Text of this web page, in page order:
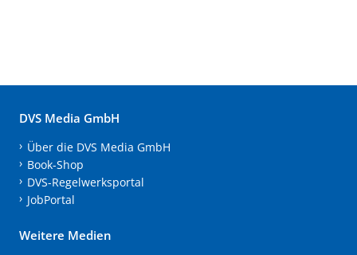
DVS Media GmbH
Über die DVS Media GmbH
Book-Shop
DVS-Regelwerksportal
JobPortal
Weitere Medien